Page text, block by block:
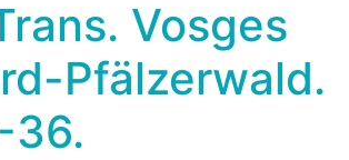
Vosges
Pfälzerwald.
36.